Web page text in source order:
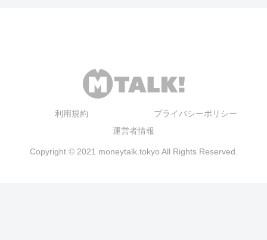
利用規約
プライバシーポリシー
運営者情報
Copyright © 2021 moneytalk.tokyo All Rights Reserved.